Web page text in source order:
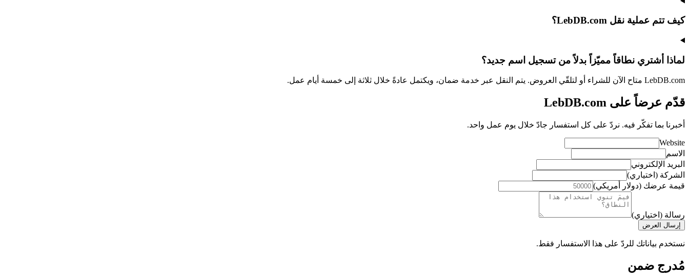
كيف تتم عملية نقل LebDB.com؟
لماذا أشتري نطاقاً مميّزاً بدلاً من تسجيل اسم جديد؟
LebDB.com متاح الآن للشراء أو لتلقّي العروض. يتم النقل عبر خدمة ضمان، ويكتمل عادةً خلال ثلاثة إلى خمسة أيام عمل.
قدّم عرضاً على LebDB.com
أخبرنا بما تفكّر فيه. نردّ على كل استفسار جادّ خلال يوم عمل واحد.
Website
الاسم
البريد الإلكتروني
الشركة (اختياري)
قيمة عرضك (دولار أمريكي)
رسالة (اختياري)
إرسال العرض
نستخدم بياناتك للردّ على هذا الاستفسار فقط.
مُدرج ضمن